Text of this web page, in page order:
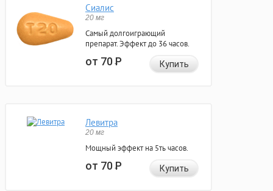
Сиалис
20 мг
Самый долгоиграющий
препарат. Эффект до 36 часов.
от 70Р Купить
Левитра
20 мг
Мощный эффект на 5ть часов.
от 70Р Купить